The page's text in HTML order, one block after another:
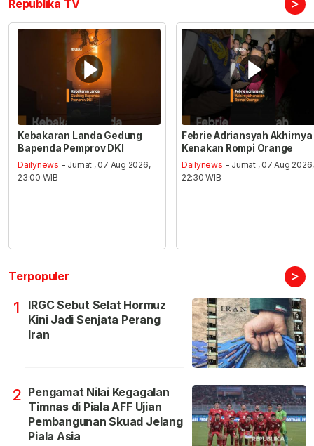
Republika TV
Kebakaran Landa Gedung
Bapenda Pemprov DKI
Dailynews - Jumat , 07 Aug 2026,
23:00 WIB
Febrie Adriansyah Akhirnya
Kenakan Rompi Orange
Dailynews - Jumat , 07 Aug 2026,
22:30 WIB
Terpopuler >
1
IRGC Sebut Selat Hormuz
Kini Jadi Senjata Perang
Iran
2 Pengamat Nilai Kegagalan
Timnas di Piala AFF Ujian
Pembangunan Skuad Jelang
Piala Asia